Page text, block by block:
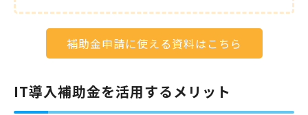
補助金申請に使える資料はこちら
IT導入補助金を活用するメリット